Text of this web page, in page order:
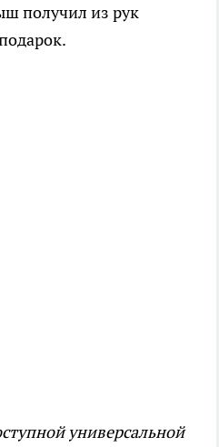
получил из рук
универсальной